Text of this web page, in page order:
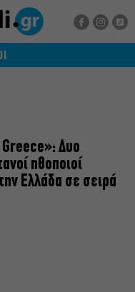
Δυο
ηθοποιοί
Ελλάδα σε σειρά